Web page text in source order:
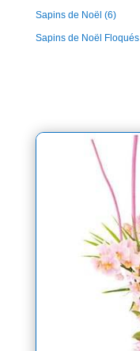
Sapins de Noël (6)
Sapins de Noël Floqués